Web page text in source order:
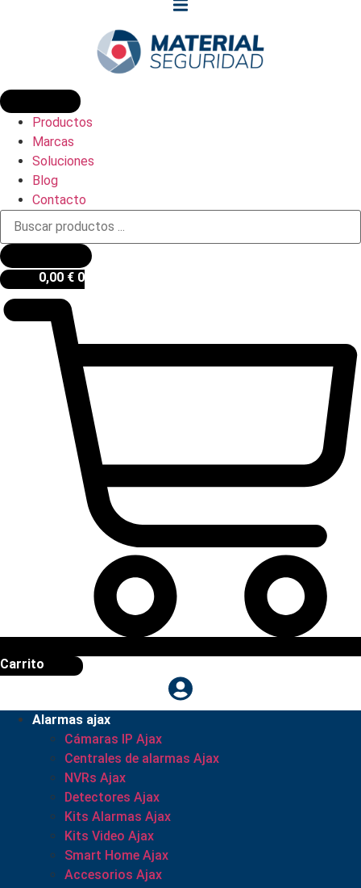
Productos
Marcas
Soluciones
Blog
Contacto
Búsqueda
productos
0,00 € 0
Carrito
Alarmas ajax
Cámaras IP Ajax
Centrales de alarmas Ajax
NVRs Ajax
Detectores Ajax
Kits Alarmas Ajax
Kits Video Ajax
Smart Home Ajax
Accesorios Ajax